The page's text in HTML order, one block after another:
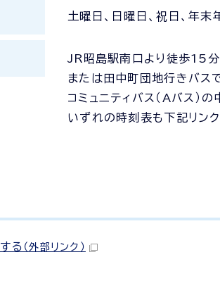
土曜日、日曜日、祝日、年末
JR昭島駅南口より徒歩15分
または田中町団地行きバス
コミュニティバス（Aバス）
いずれの時刻表も下記リン
る （外部リンク）